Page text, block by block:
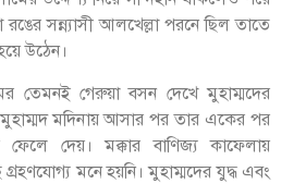
সন্ন্যাসী আলখেল্লা পরনে ছিল তাতে
উঠেন।
তেমনই গেরুয়া বসন দেখে মুহাম্মদের
মুহাম্মদ মদিনায় আসার পর তার একের পর
দেয়। মক্কার বাণিজ্য কাফেলায়
মনে হয়নি। মুহাম্মদের যুদ্ধ এবং